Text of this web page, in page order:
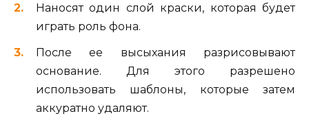
Наносят один слой краски, которая будет
играть роль фона.
После ее высыхания разрисовывают
основание. Для этого разрешено
использовать шаблоны, которые затем
аккуратно удаляют.